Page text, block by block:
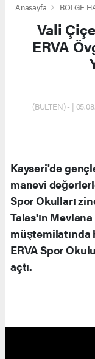
Anasayfa BÖLGE
Vali
ERVA
(BÜLTEN) - |
Kayseri'de
manevi
Spor Okulları
Talas'ın
müştemilatında
ERVA Spor
açtı.